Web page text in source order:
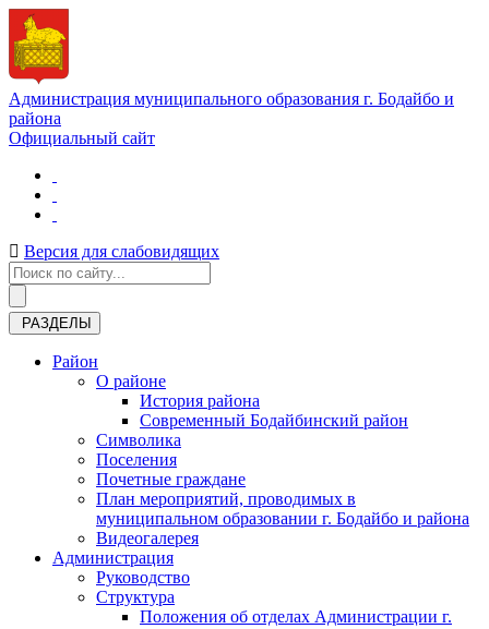
Администрация муниципального образования г. Бодайбо и
района
Официальный сайт
Версия для слабовидящих
РАЗДЕЛЫ
Район
О районе
История района
Современный Бодайбинский район
Символика
Поселения
Почетные граждане
План мероприятий, проводимых в
муниципальном образовании г. Бодайбо и района
Видеогалерея
Администрация
Руководство
Структура
Положения об отделах Администрации г.